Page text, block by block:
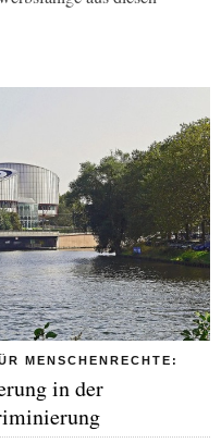
MENSCHENRECHTE:
in der